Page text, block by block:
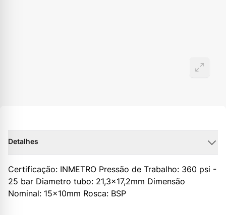
Detalhes
Certificação: INMETRO Pressão de Trabalho: 360 psi -
25 bar Diametro tubo: 21,3x17,2mm Dimensão
Nominal: 15x10mm Rosca: BSP